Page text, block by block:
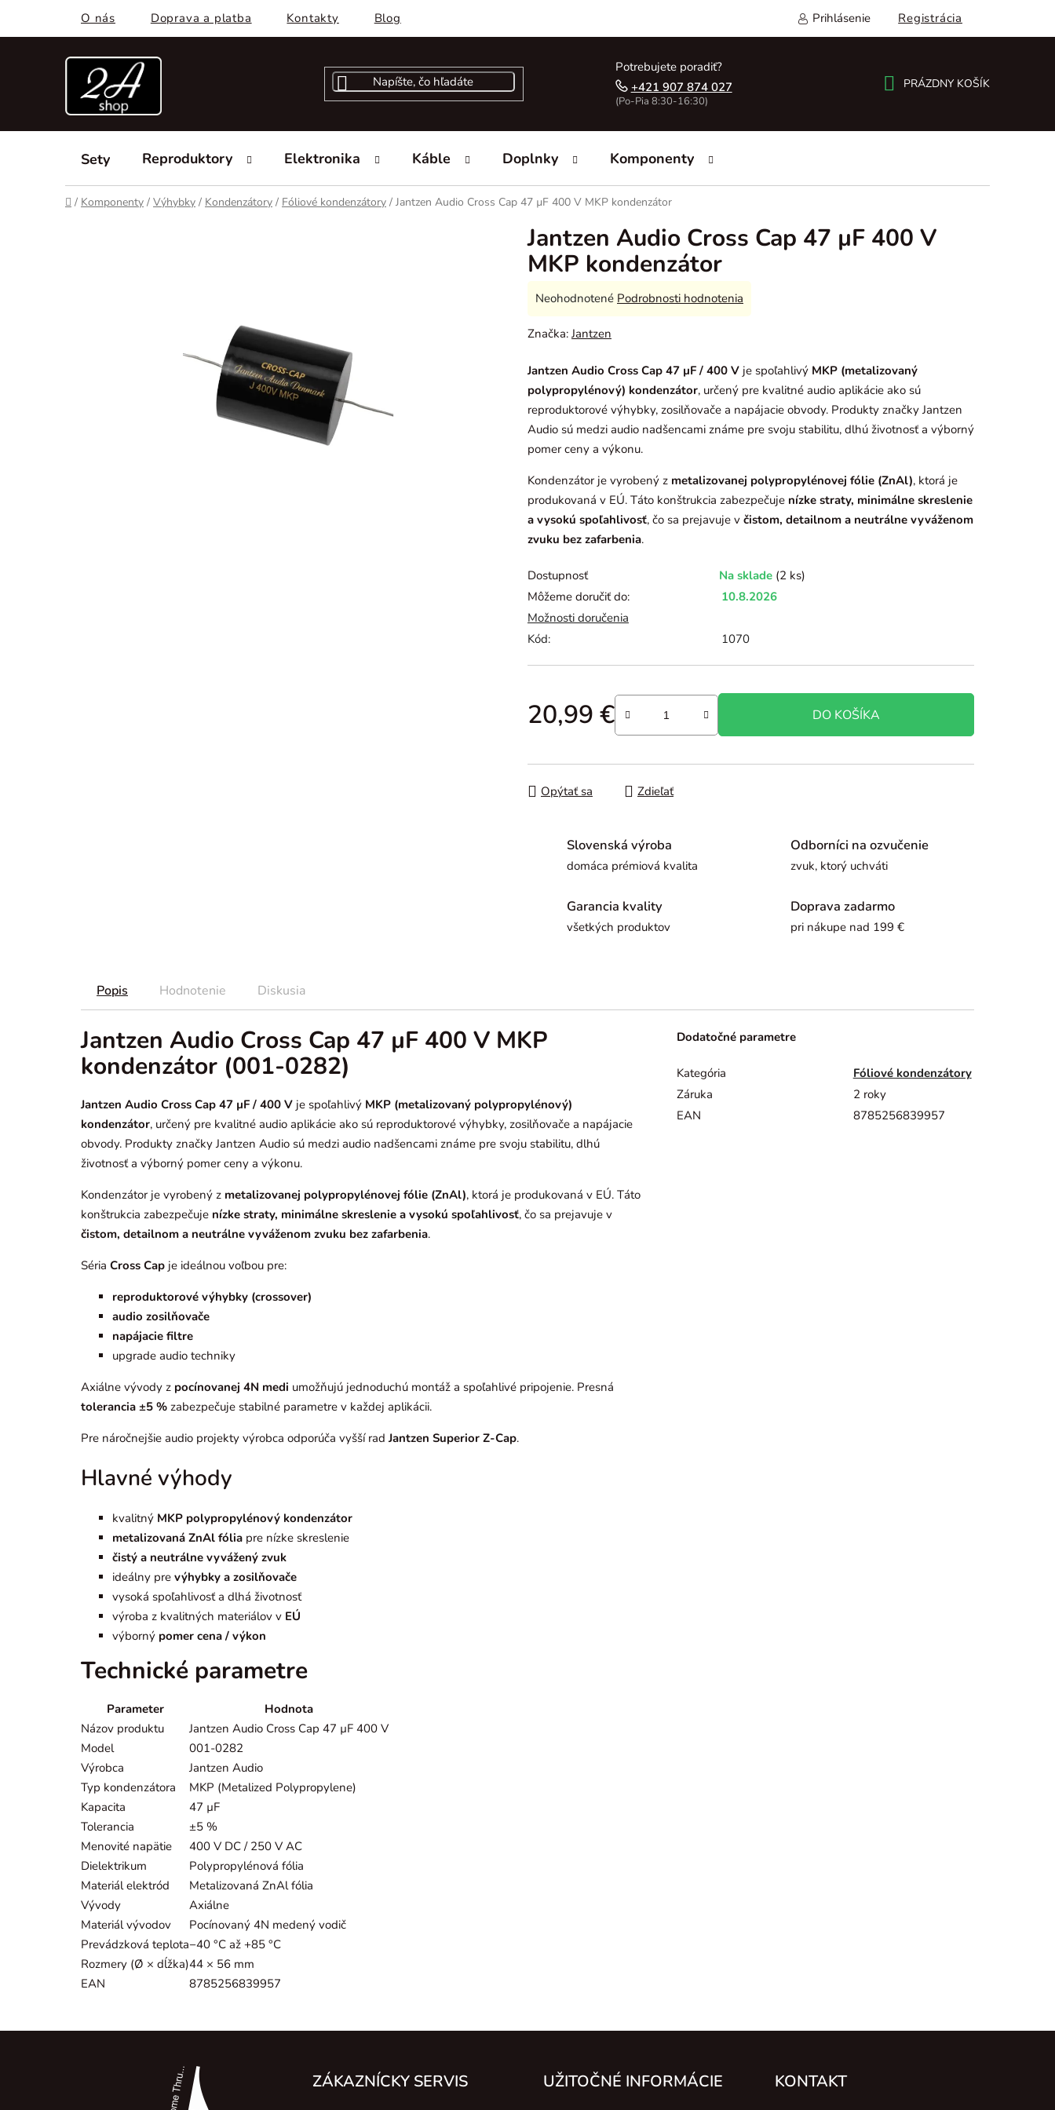
obsah
O nás Doprava a platba Kontakty Blog Prihlásenie Registrácia
Potrebujete poradiť?
+421 907 874 027
(Po-Pia 8:30-16:30)
PRÁZDNY KOŠÍK
Sety Reproduktory Elektronika Káble Doplnky Komponenty
Domov
/ Komponenty / Výhybky / Kondenzátory / Fóliové kondenzátory / Jantzen Audio Cross Cap 47 µF 400 V MKP kondenzátor
Jantzen Audio Cross Cap 47 µF 400 V
MKP kondenzátor
Priemerné
produktu
0,0
z
5
hviezdičiek.
Neohodnotené Podrobnosti hodnotenia
Značka: Jantzen
Jantzen Audio Cross Cap 47 µF / 400 V je spoľahlivý MKP (metalizovaný
polypropylénový) kondenzátor, určený pre kvalitné audio aplikácie ako sú
reproduktorové výhybky, zosilňovače a napájacie obvody. Produkty značky Jantzen
Audio sú medzi audio nadšencami známe pre svoju stabilitu, dlhú životnosť a výborný
pomer ceny a výkonu.
Kondenzátor je vyrobený z metalizovanej polypropylénovej fólie (ZnAl), ktorá je
produkovaná v EÚ. Táto konštrukcia zabezpečuje nízke straty, minimálne skreslenie
a vysokú spoľahlivosť, čo sa prejavuje v čistom, detailnom a neutrálne vyváženom
zvuku bez zafarbenia.
Dostupnosť Na sklade (2 ks)
Môžeme doručiť do:
10.8.2026
Možnosti doručenia
Kód:
1070
20,99 €
Jednotková cena:
DO KOŠÍKA
Opýtať sa Zdieľať
Slovenská výroba
domáca prémiová kvalita
Odborníci na ozvučenie
zvuk, ktorý uchváti
Garancia kvality
všetkých produktov
Doprava zadarmo
pri nákupe nad 199 €
Popis Hodnotenie Diskusia
Jantzen Audio Cross Cap 47 µF 400 V MKP
kondenzátor (001-0282)
Jantzen Audio Cross Cap 47 µF / 400 V je spoľahlivý MKP (metalizovaný polypropylénový)
kondenzátor, určený pre kvalitné audio aplikácie ako sú reproduktorové výhybky, zosilňovače a napájacie
obvody. Produkty značky Jantzen Audio sú medzi audio nadšencami známe pre svoju stabilitu, dlhú
životnosť a výborný pomer ceny a výkonu.
Kondenzátor je vyrobený z metalizovanej polypropylénovej fólie (ZnAl), ktorá je produkovaná v EÚ. Táto
konštrukcia zabezpečuje nízke straty, minimálne skreslenie a vysokú spoľahlivosť, čo sa prejavuje v
čistom, detailnom a neutrálne vyváženom zvuku bez zafarbenia.
Séria Cross Cap je ideálnou voľbou pre:
reproduktorové výhybky (crossover)
audio zosilňovače
napájacie filtre
upgrade audio techniky
Axiálne vývody z pocínovanej 4N medi umožňujú jednoduchú montáž a spoľahlivé pripojenie. Presná
tolerancia ±5 % zabezpečuje stabilné parametre v každej aplikácii.
Pre náročnejšie audio projekty výrobca odporúča vyšší rad Jantzen Superior Z-Cap.
Hlavné výhody
kvalitný MKP polypropylénový kondenzátor
metalizovaná ZnAl fólia pre nízke skreslenie
čistý a neutrálne vyvážený zvuk
ideálny pre výhybky a zosilňovače
vysoká spoľahlivosť a dlhá životnosť
výroba z kvalitných materiálov v EÚ
výborný pomer cena / výkon
Technické parametre
Parameter
Hodnota
Názov produktu
Jantzen Audio Cross Cap 47 µF 400 V
Model
001-0282
Výrobca
Jantzen Audio
Typ kondenzátora
MKP (Metalized Polypropylene)
Kapacita
47 µF
Tolerancia
±5 %
Menovité napätie
400 V DC / 250 V AC
Dielektrikum
Polypropylénová fólia
Materiál elektród
Metalizovaná ZnAl fólia
Vývody
Axiálne
Materiál vývodov
Pocínovaný 4N medený vodič
Prevádzková teplota−40 °C až +85 °C
Rozmery (Ø × dĺžka)44 × 56 mm
EAN
8785256839957
Dodatočné parametre
Kategória
Fóliové kondenzátory
Záruka
2 roky
EAN
8785256839957
ZÁKAZNÍCKY SERVIS UŽITOČNÉ INFORMÁCIE KONTAKT